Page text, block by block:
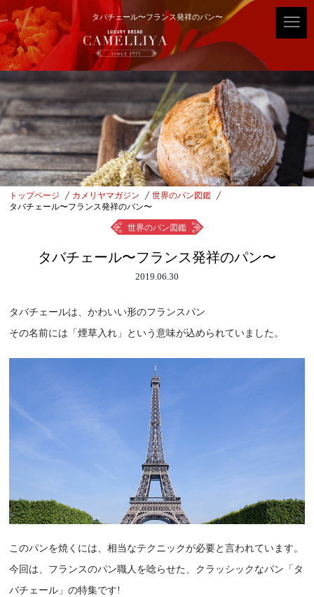
タバチェール〜フランス発祥のパン〜
トップページ カメリヤマガジン
世界のパン図鑑
タバチェール〜フランス発祥のパン〜
世界のパン図鑑
タバチェール〜フランス発祥のパン〜
2019.06.30
タバチェールは、かわいい形のフランスパン
その名前には「煙草入れ」という意味が込められていました。
このパンを焼くには、相当なテクニックが必要と言われています。
今回は、フランスのパン職人を唸らせた、クラッシックなパン「タ
バチェール」の特集です!